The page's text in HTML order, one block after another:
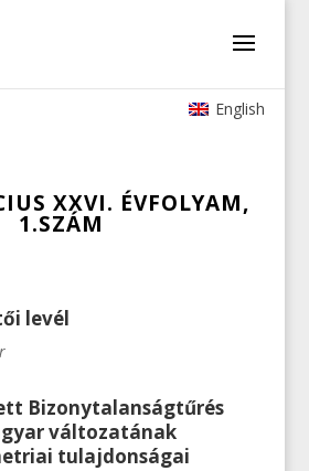
English
XXVI. ÉVFOLYAM,
1.SZÁM
levél
Bizonytalanságtűrés
változatának
tulajdonságai